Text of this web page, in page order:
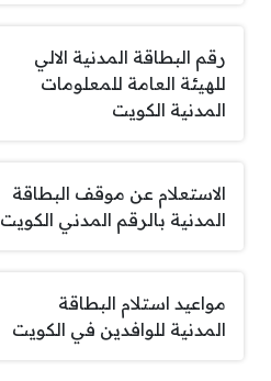
رقم البطاقة المدنية الالي
للهيئة العامة للمعلومات
المدنية الكويت
الاستعلام عن موقف البطاقة
المدنية بالرقم المدني الكويت
مواعيد استلام البطاقة
المدنية للوافدين في الكويت